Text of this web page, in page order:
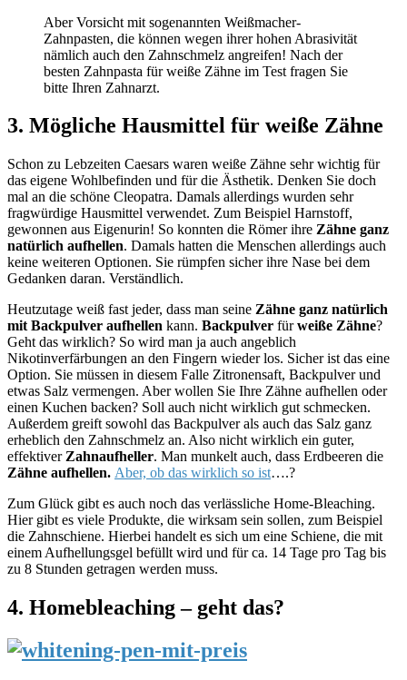
Aber Vorsicht mit sogenannten Weißmacher-
Zahnpasten, die können wegen ihrer hohen Abrasivität
nämlich auch den Zahnschmelz angreifen! Nach der
besten Zahnpasta für weiße Zähne im Test fragen Sie
bitte Ihren Zahnarzt.
3. Mögliche Hausmittel für weiße Zähne
Schon zu Lebzeiten Caesars waren weiße Zähne sehr wichtig für
das eigene Wohlbefinden und für die Ästhetik. Denken Sie doch
mal an die schöne Cleopatra. Damals allerdings wurden sehr
fragwürdige Hausmittel verwendet. Zum Beispiel Harnstoff,
gewonnen aus Eigenurin! So konnten die Römer ihre Zähne ganz
natürlich aufhellen. Damals hatten die Menschen allerdings auch
keine weiteren Optionen. Sie rümpfen sicher ihre Nase bei dem
Gedanken daran. Verständlich.
Heutzutage weiß fast jeder, dass man seine Zähne ganz natürlich
mit Backpulver aufhellen kann. Backpulver fürweiße Zähne?
Geht das wirklich? So wird man ja auch angeblich
Nikotinverfärbungen an den Fingern wieder los. Sicher ist das eine
Option. Sie müssen in diesem Falle Zitronensaft, Backpulver und
etwas Salz vermengen. Aber wollen Sie Ihre Zähne aufhellen oder
einen Kuchen backen? Soll auch nicht wirklich gut schmecken.
Außerdem greift sowohl das Backpulver als auch das Salz ganz
erheblich den Zahnschmelz an. Also nicht wirklich ein guter,
effektiver Zahnaufheller. Man munkelt auch, dass Erdbeeren die
Zähne aufhellen. Aber, ob das wirklich so ist….?
Zum Glück gibt es auch noch das verlässliche Home-Bleaching.
Hier gibt es viele Produkte, die wirksam sein sollen, zum Beispiel
die Zahnschiene. Hierbei handelt es sich um eine Schiene, die mit
einem Aufhellungsgel befüllt wird und für ca. 14 Tage pro Tag bis
zu 8 Stunden getragen werden muss.
4. Homebleaching – geht das?